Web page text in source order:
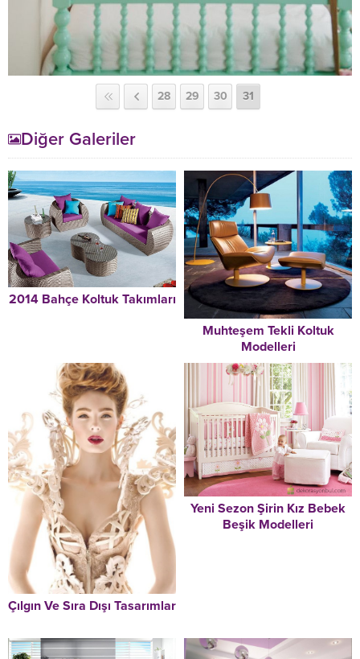
28 29 30 31
Diğer Galeriler
2014 Bahçe Koltuk Takımları
Muhteşem Tekli Koltuk
Modelleri
Çılgın Ve Sıra Dışı Tasarımlar
Yeni Sezon Şirin Kız Bebek
Beşik Modelleri